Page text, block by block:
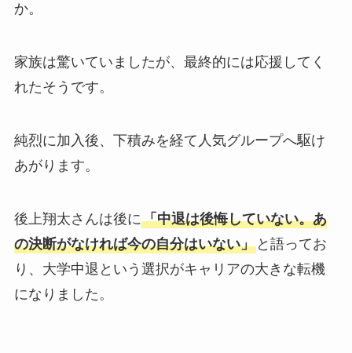
か。
家族は驚いていましたが、最終的には応援してく
れたそうです。
純烈に加入後、下積みを経て人気グループへ駆け
あがります。
後上翔太さんは後に「中退は後悔していない。あ
の決断がなければ今の自分はいない」と語ってお
り、大学中退という選択がキャリアの大きな転機
になりました。